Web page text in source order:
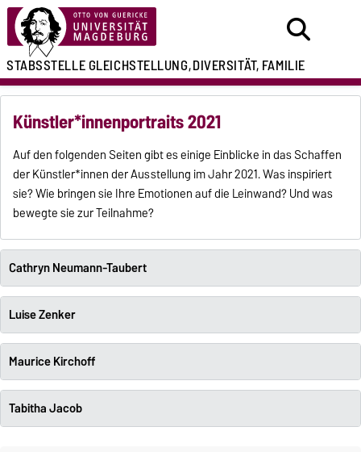
STABSSTELLEGLEICHSTELLUNG,DIVERSITÄT, FAMILIE
Künstler*innenportraits 2021
Auf den folgenden Seiten gibt es einige Einblicke in das Schaffen
der Künstler*innen der Ausstellung im Jahr 2021. Was inspiriert
sie? Wie bringen sie Ihre Emotionen auf die Leinwand? Und was
bewegte sie zur Teilnahme?
Cathryn Neumann-Taubert
Luise Zenker
Maurice Kirchoff
Tabitha Jacob